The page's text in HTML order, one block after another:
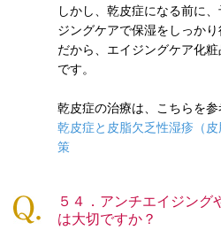
しかし、乾皮症になる前に
ジングケアで保湿をしっかり
だから、エイジングケア化
です。
乾皮症の治療は、こちらを参
乾皮症と皮脂欠乏性湿疹（
策
５４．アンチエイジング
は大切ですか？